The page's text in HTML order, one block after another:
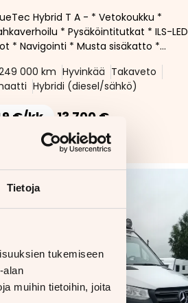
Tietoja
tukemiseen
alan
muihin tietoihin, joita
Hybrid T A - * Vetokoukku *
* Pysäköintitutkat * ILS-LED
* Navigointi * Musta sisäkatto *
000 km Hyvinkää Takaveto
Hybridi (diesel/sähkö)
€/kk 13 700 €
tarjouspyyntöön(0/5)